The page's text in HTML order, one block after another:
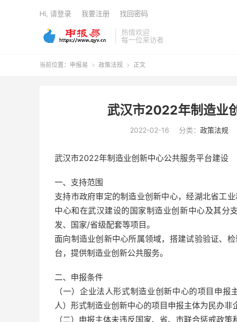
热情欢迎
每一位来访者
Hi, 请登录 我要注册 找回密码
当前位置： 申报易  政策法规  正文
武汉市2022年制造业
2022-02-16 分类： 政策法规
武汉市2022年制造业创新中心公共服务平台建设
一、支持范围
支持市政府审定的制造业创新中心，经湖北省工
中心和在武汉建设的国家制造业创新中心及其分
发、国家/省级配套等项目。
面向制造业创新中心所属领域，搭建试验验证、
台，提供制造业创新公共服务。
二、申报条件
（一）企业法人形式制造业创新中心的项目申
人）形式制造业创新中心的项目申报主体为民办非
（二）申报主体未违反国家、省、市联合惩戒政